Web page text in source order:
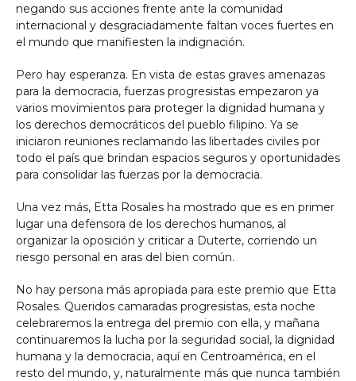
negando sus acciones frente ante la comunidad
internacional y desgraciadamente faltan voces fuertes en
el mundo que manifiesten la indignación.
Pero hay esperanza. En vista de estas graves amenazas
para la democracia, fuerzas progresistas empezaron ya
varios movimientos para proteger la dignidad humana y
los derechos democráticos del pueblo filipino. Ya se
iniciaron reuniones reclamando las libertades civiles por
todo el país que brindan espacios seguros y oportunidades
para consolidar las fuerzas por la democracia.
Una vez más, Etta Rosales ha mostrado que es en primer
lugar una defensora de los derechos humanos, al
organizar la oposición y criticar a Duterte, corriendo un
riesgo personal en aras del bien común.
No hay persona más apropiada para este premio que Etta
Rosales. Queridos camaradas progresistas, esta noche
celebraremos la entrega del premio con ella, y mañana
continuaremos la lucha por la seguridad social, la dignidad
humana y la democracia, aquí en Centroamérica, en el
resto del mundo, y, naturalmente más que nunca también